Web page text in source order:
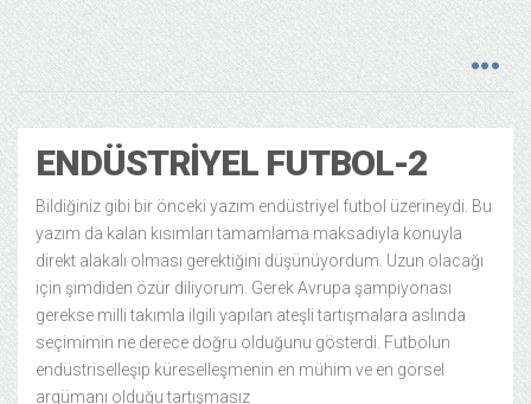
ENDÜSTRIYEL FUTBOL-2
Bildiğiniz gibi bir önceki yazım endüstriyel futbol üzerineydi. Bu
yazım da kalan kısımları tamamlama maksadıyla konuyla
direkt alakalı olması gerektiğini düşünüyordum. Uzun olacağı
için şimdiden özür diliyorum. Gerek Avrupa şampiyonası
gerekse milli takımla ilgili yapılan ateşli tartışmalara aslında
seçimimin ne derece doğru olduğunu gösterdi. Futbolun
endüstriselleşip küreselleşmenin en mühim ve en görsel
argümanı olduğu tartışmasız